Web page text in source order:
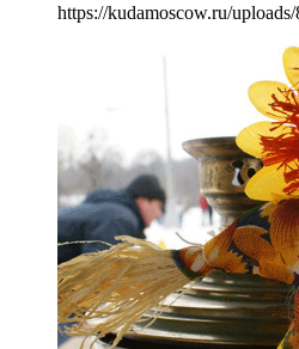
https://kudamoscow.ru/